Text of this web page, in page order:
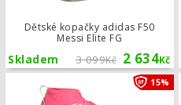
Dětské kopačky adidas F50
Messi Elite FG
3 099Kč 2 634Kč
Skladem
15%